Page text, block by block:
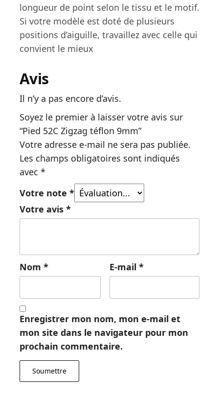
longueur de point selon le tissu et le motif.
Si votre modèle est doté de plusieurs
positions d’aiguille, travaillez avec celle qui
convient le mieux
Avis
Il n’y a pas encore d’avis.
Soyez le premier à laisser votre avis sur
“Pied 52C Zigzag téflon 9mm”
Votre adresse e-mail ne sera pas publiée.
Les champs obligatoires sont indiqués
avec *
Votre note *
Votre avis *
Nom * E-mail *
Enregistrer mon nom, mon e-mail et
mon site dans le navigateur pour mon
prochain commentaire.